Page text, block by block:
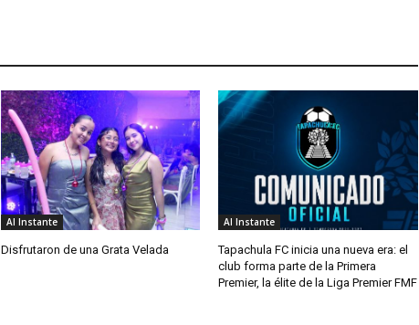
Al Instante
Disfrutaron de una Grata Velada
Al Instante
Tapachula FC inicia una nueva era: el
club forma parte de la Primera
Premier, la élite de la Liga Premier FMF